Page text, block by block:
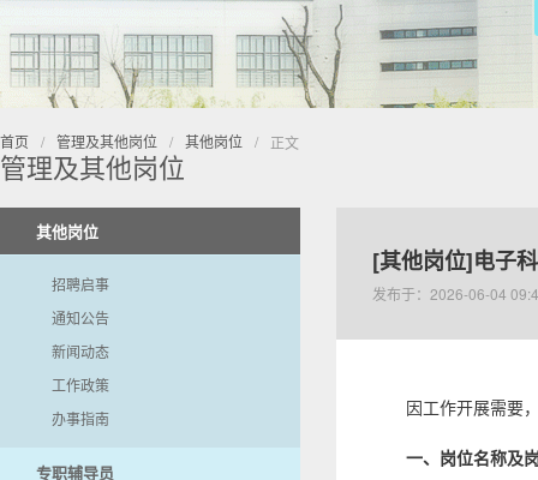
首页 / 管理及其他岗位 / 其他岗位 / 正文
管理及其他岗位
其他岗位
招聘启事
通知公告
新闻动态
工作政策
办事指南
专职辅导员
[其他岗位]电子
发布于：2026-06-04
因工作开展需要
一、岗位名称及